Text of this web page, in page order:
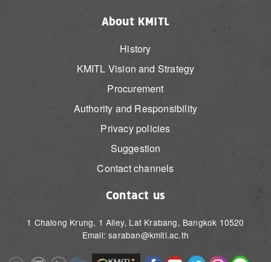
About KMITL
History
KMITL Vision and Strategy
Procurement
Authority and Responsibility
Privacy policies
Suggestion
Contact channels
Contact us
1 Chalong Krung, 1 Alley, Lat Krabang, Bangkok 10520
Email: saraban@kmitl.ac.th
Image